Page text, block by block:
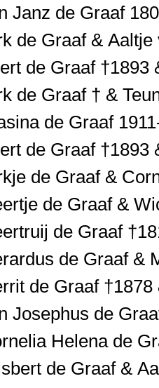
Janz de Graaf
de Graaf & Aaltje
de Graaf †1893
de Graaf † &
de Graaf
de Graaf †1893
de Graaf &
de Graaf &
de Graaf
de Graaf &
de Graaf
Josephus de
Helena de
de Graaf &